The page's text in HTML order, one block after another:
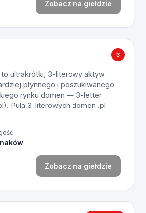
Zobacz na giełdzie
3
to ultrakrótki, 3-literowy aktyw
płynnego i poszukiwanego
rynku domen — 3-letter
Pula 3-literowych domen .pl
Zobacz na giełdzie